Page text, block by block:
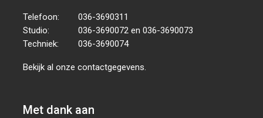
Telefoon:
036-3690311
Studio:
036-3690072 en 036-3690073
Techniek:
036-3690074
Bekijk al onzecontactgegevens
Met dank aan